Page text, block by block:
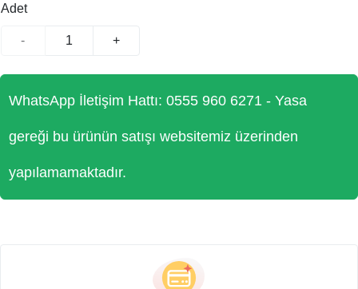
Adet
- +
WhatsApp İletişim Hattı: 0555 960 6271 - Yasa
gereği bu ürünün satışı websitemiz üzerinden
yapılamamaktadır.